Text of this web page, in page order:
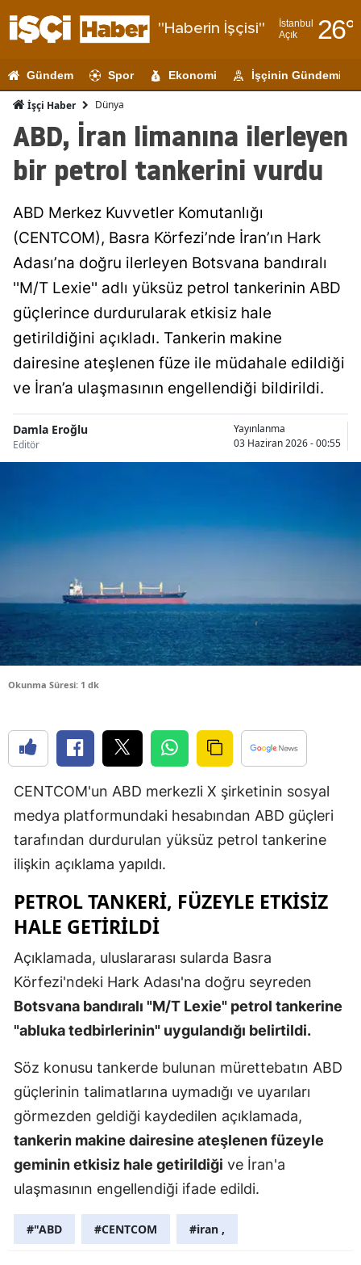
"Haberin İşçisi"
İstanbul
Açık
26°
Adıyaman
Ağrı
Amasya
Antalya
Artvin
Bilecik
Bingöl
Bitlis
Bursa
Çorum
Edirne
Erzincan
Erzurum
Gaziantep
Gümüşhane
Hakkari
Hatay
Isparta
İstanbul
Gündem Spor Ekonomi İşçinin Gündemi
İşçi Haber Dünya
ABD, İran limanına ilerleyen
bir petrol tankerini vurdu
ABD Merkez Kuvvetler Komutanlığı
(CENTCOM), Basra Körfezi’nde İran’ın Hark
Adası’na doğru ilerleyen Botsvana bandıralı
''M/T Lexie'' adlı yüksüz petrol tankerinin ABD
güçlerince durdurularak etkisiz hale
getirildiğini açıkladı. Tankerin makine
dairesine ateşlenen füze ile müdahale edildiği
ve İran’a ulaşmasının engellendiği bildirildi.
Damla Eroğlu
Editör
Yayınlanma
03 Haziran 2026 - 00:55
Okunma Süresi: 1 dk
CENTCOM'un ABD merkezli X şirketinin sosyal
medya platformundaki hesabından ABD güçleri
tarafından durdurulan yüksüz petrol tankerine
ilişkin açıklama yapıldı.
PETROL TANKERİ, FÜZEYLE ETKİSİZ
HALE GETİRİLDİ
Açıklamada, uluslararası sularda Basra
Körfezi'ndeki Hark Adası'na doğru seyreden
Botsvana bandıralı "M/T Lexie" petrol tankerine
"abluka tedbirlerinin" uygulandığı belirtildi.
Söz konusu tankerde bulunan mürettebatın ABD
güçlerinin talimatlarına uymadığı ve uyarıları
görmezden geldiği kaydedilen açıklamada,
tankerin makine dairesine ateşlenen füzeyle
geminin etkisiz hale getirildiği ve İran'a
ulaşmasının engellendiği ifade edildi.
#"ABD #CENTCOM #iran ,